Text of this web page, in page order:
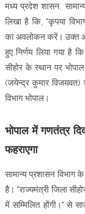
मध्य प्रदेश शासन,
लिखा है कि, "कृपया
का अवलोकन करें। उक्त
हुए निर्णय लिया गया है
सीहोर के स्थान पर
(जयेन्द्र कुमार विजयवत)
विभाग भोपाल।
भोपाल में गणतंत्र
फहराएगा
सामान्य प्रशासन
है। "राज्यमंत्री जिला
में सम्मिलित होंगी।" से